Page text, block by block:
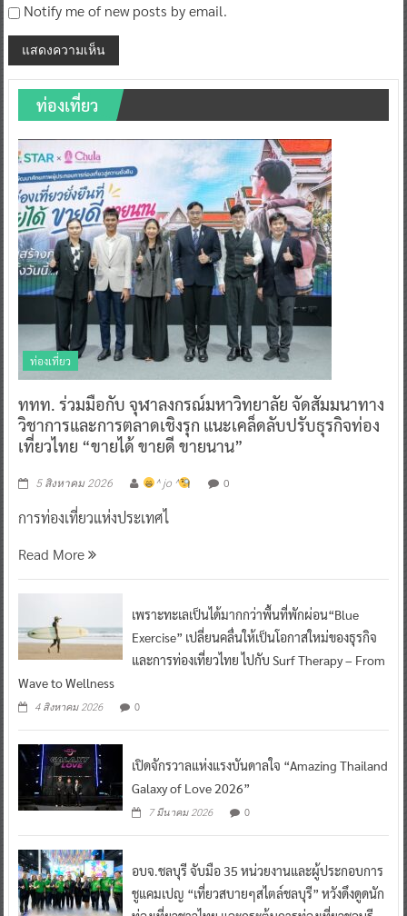
Notify me of new posts by email.
ท่องเที่ยว
ท่องเที่ยว
ททท. ร่วมมือกับ จุฬาลงกรณ์มหาวิทยาลัย จัดสัมมนาทาง
วิชาการและการตลาดเชิงรุก แนะเคล็ดลับปรับธุรกิจท่อง
เที่ยวไทย “ขายได้ ขายดี ขายนาน”
5 สิงหาคม 2026 ^ jo ^ 0
การท่องเที่ยวแห่งประเทศไ
Read More
เพราะทะเลเป็นได้มากกว่าพื้นที่พักผ่อน“Blue
Exercise” เปลี่ยนคลื่นให้เป็นโอกาสใหม่ของธุรกิจ
และการท่องเที่ยวไทย ไปกับ Surf Therapy – From
Wave to Wellness
4 สิงหาคม 2026 0
เปิดจักรวาลแห่งแรงบันดาลใจ “Amazing Thailand
Galaxy of Love 2026”
7 มีนาคม 2026 0
อบจ.ชลบุรี จับมือ 35 หน่วยงานและผู้ประกอบการ
ชูแคมเปญ “เที่ยวสบายๆสไตล์ชลบุรี” หวังดึงดูดนัก